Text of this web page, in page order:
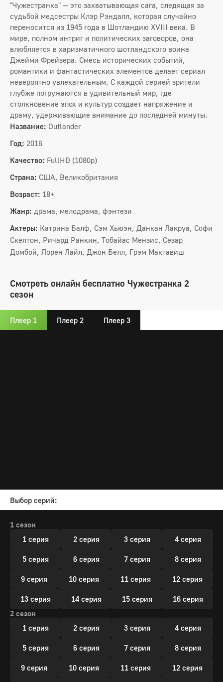
"Чужестранка" — это захватывающая сага, следящая за
судьбой медсестры Клэр Рэндалл, которая случайно
переносится из 1945 года в Шотландию XVIII века. В
мире, полном интриг и политических заговоров, она
влюбляется в харизматичного шотландского воина
Джейми Фрейзера. Смесь исторических событий,
романтики и фантастических элементов делает сериал
невероятно увлекательным. С каждой серией зрители
глубже погружаются в удивительный мир, где
столкновение эпох и культур создает напряжение и
драму, удерживающие внимание до последней минуты.
Название: Outlander
Год: 2016
Качество: FullHD (1080p)
Страна: США, Великобритания
Возраст: 18+
Жанр: драма, мелодрама, фэнтези
Актеры: Катрина Балф, Сэм Хьюэн, Данкан Лакруа, Софи
Скелтон, Ричард Ранкин, Тобайас Мензис, Сезар
Домбой, Лорен Лайл, Джон Белл, Грэм Мактавиш
Смотреть онлайн бесплатно Чужестранка 2
сезон
Плеер 1 Плеер 2 Плеер 3
Выбор серий:
1 сезон
1 серия
2 серия 3 серия 4 серия
5 серия 6 серия 7 серия 8 серия
9 серия 10 серия 11 серия 12 серия
13 серия 14 серия 15 серия
16 серия
2 сезон
1 серия
2 серия 3 серия 4 серия
5 серия 6 серия 7 серия 8 серия
9 серия 10 серия 11 серия 12 серия